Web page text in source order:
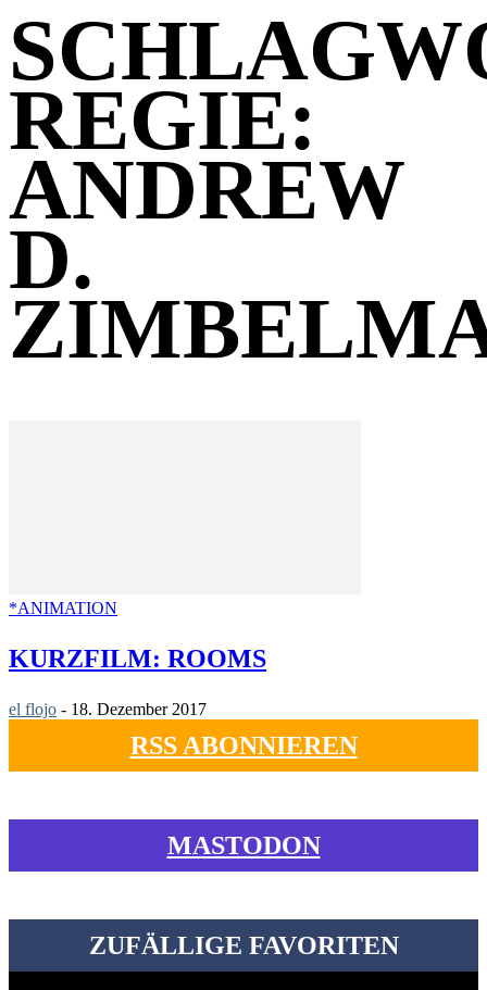
REGIE:
ANDREW
D.
*ANIMATION
KURZFILM: ROOMS
el flojo - 18. Dezember 2017
RSS ABONNIEREN
MASTODON
ZUFÄLLIGE FAVORITEN